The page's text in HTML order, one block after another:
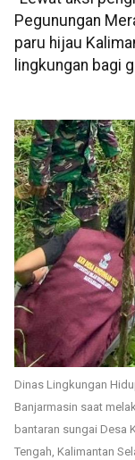
Pegunungan
paru hijau
lingkungan bagi
Dinas Lingkungan
Banjarmasin saat
bantaran sungai Desa
Tengah, Kalimantan